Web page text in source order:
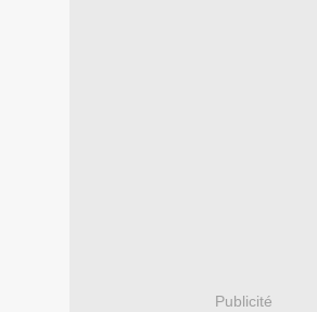
Publicité